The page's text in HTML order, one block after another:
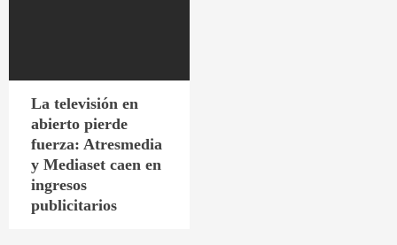
La televisión en
abierto pierde
fuerza: Atresmedia
y Mediaset caen en
ingresos
publicitarios